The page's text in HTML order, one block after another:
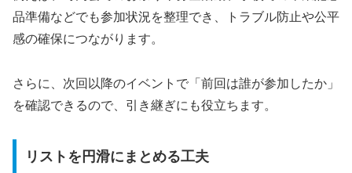
品準備などでも参加状況を整理でき、トラブル防止や公平
感の確保につながります。
さらに、次回以降のイベントで「前回は誰が参加したか」
を確認できるので、引き継ぎにも役立ちます。
リストを円滑にまとめる工夫